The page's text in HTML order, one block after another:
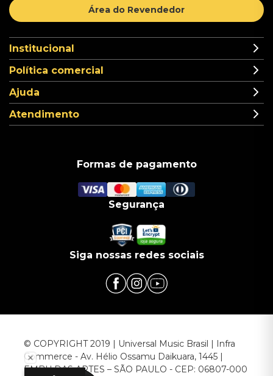
Área do Revendedor
Institucional
Política comercial
Ajuda
Atendimento
Formas de pagamento
Segurança
Siga nossas redes sociais
© COPYRIGHT 2019 | Universal Music Brasil | Infra
Commerce - Av. Hélio Ossamu Daikuara, 1445 |
EMBU DAS ARTES – SÃO PAULO - CEP: 06807-000